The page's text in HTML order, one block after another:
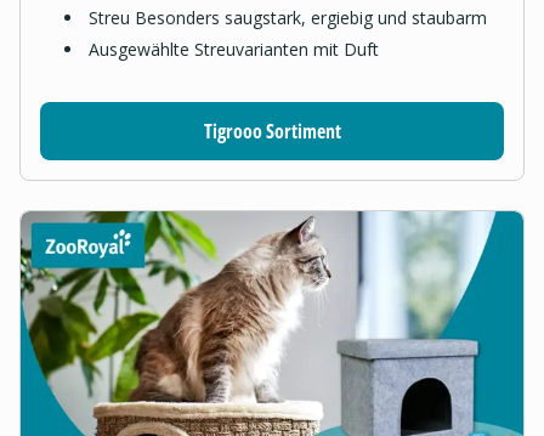
Streu Besonders saugstark, ergiebig und staubarm
Ausgewählte Streuvarianten mit Duft
Tigrooo Sortiment